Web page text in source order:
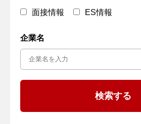
面接情報 ES情報
企業名